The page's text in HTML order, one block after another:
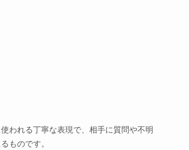
われる丁寧な表現で、相手に質問や不明
ものです。